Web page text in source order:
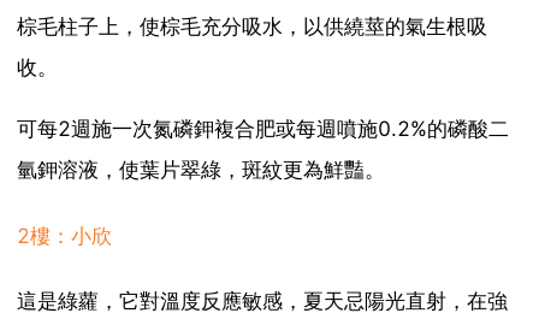
棕毛柱子上，使棕毛充分吸水，以供繞莖的氣生根吸
收。
可每2週施一次氮磷鉀複合肥或每週噴施0.2%的磷酸二
氫鉀溶液，使葉片翠綠，斑紋更為鮮豔。
2樓：小欣
這是綠蘿，它對溫度反應敏感，夏天忌陽光直射，在強